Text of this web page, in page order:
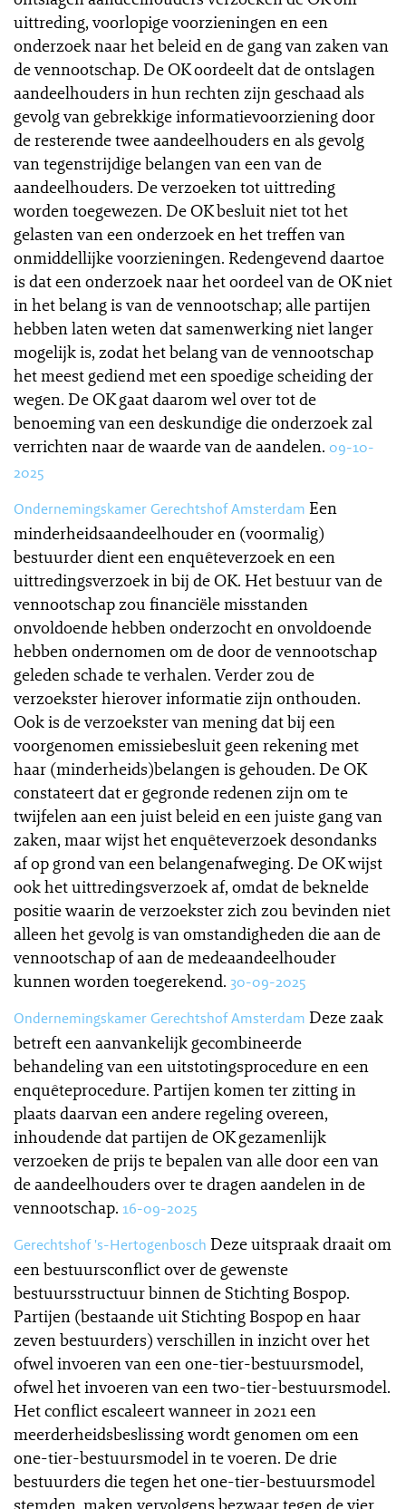
uittreding, voorlopige voorzieningen en een
onderzoek naar het beleid en de gang van zaken van
de vennootschap. De OK oordeelt dat de ontslagen
aandeelhouders in hun rechten zijn geschaad als
gevolg van gebrekkige informatievoorziening door
de resterende twee aandeelhouders en als gevolg
van tegenstrijdige belangen van een van de
aandeelhouders. De verzoeken tot uittreding
worden toegewezen. De OK besluit niet tot het
gelasten van een onderzoek en het treffen van
onmiddellijke voorzieningen. Redengevend daartoe
is dat een onderzoek naar het oordeel van de OK niet
in het belang is van de vennootschap; alle partijen
hebben laten weten dat samenwerking niet langer
mogelijk is, zodat het belang van de vennootschap
het meest gediend met een spoedige scheiding der
wegen. De OK gaat daarom wel over tot de
benoeming van een deskundige die onderzoek zal
verrichten naar de waarde van de aandelen. 09-10-
2025
Ondernemingskamer Gerechtshof Amsterdam Een
minderheidsaandeelhouder en (voormalig)
bestuurder dient een enquêteverzoek en een
uittredingsverzoek in bij de OK. Het bestuur van de
vennootschap zou financiële misstanden
onvoldoende hebben onderzocht en onvoldoende
hebben ondernomen om de door de vennootschap
geleden schade te verhalen. Verder zou de
verzoekster hierover informatie zijn onthouden.
Ook is de verzoekster van mening dat bij een
voorgenomen emissiebesluit geen rekening met
haar (minderheids)belangen is gehouden. De OK
constateert dat er gegronde redenen zijn om te
twijfelen aan een juist beleid en een juiste gang van
zaken, maar wijst het enquêteverzoek desondanks
af op grond van een belangenafweging. De OK wijst
ook het uittredingsverzoek af, omdat de beknelde
positie waarin de verzoekster zich zou bevinden niet
alleen het gevolg is van omstandigheden die aan de
vennootschap of aan de medeaandeelhouder
kunnen worden toegerekend. 30-09-2025
Ondernemingskamer Gerechtshof Amsterdam Deze zaak
betreft een aanvankelijk gecombineerde
behandeling van een uitstotingsprocedure en een
enquêteprocedure. Partijen komen ter zitting in
plaats daarvan een andere regeling overeen,
inhoudende dat partijen de OK gezamenlijk
verzoeken de prijs te bepalen van alle door een van
de aandeelhouders over te dragen aandelen in de
vennootschap. 16-09-2025
Gerechtshof 's-Hertogenbosch Deze uitspraak draait om
een bestuursconflict over de gewenste
bestuursstructuur binnen de Stichting Bospop.
Partijen (bestaande uit Stichting Bospop en haar
zeven bestuurders) verschillen in inzicht over het
ofwel invoeren van een one-tier-bestuursmodel,
ofwel het invoeren van een two-tier-bestuursmodel.
Het conflict escaleert wanneer in 2021 een
meerderheidsbeslissing wordt genomen om een
one-tier-bestuursmodel in te voeren. De drie
bestuurders die tegen het one-tier-bestuursmodel
stemden, maken vervolgens bezwaar tegen de vier